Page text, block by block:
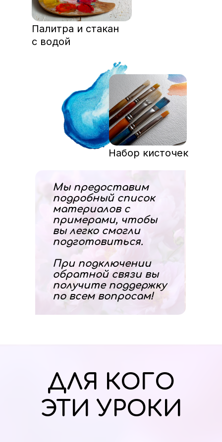
Набор кисточек
Палитра и стакан
с водой
Мы предоставим
подробный список
материалов с
примерами, чтобы
вы легко смогли
подготовиться.
При подключении
обратной связи вы
получите поддержку
по всем вопросам!
ДЛЯ КОГО
ЭТИ УРОКИ